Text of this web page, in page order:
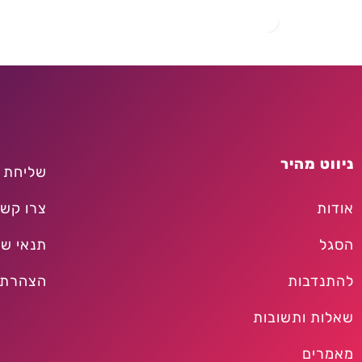
ניווט מהיר
אודות
הסגל
להתנדבות
שאלות ותשובות
מאמרים
צרו
תנאי
הצהרת